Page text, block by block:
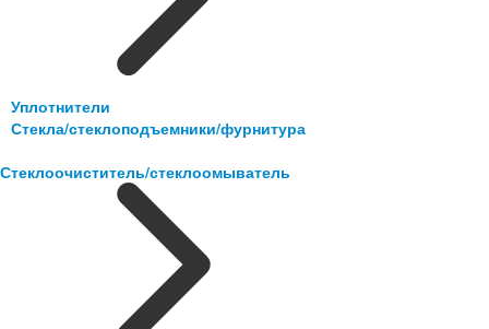
Уплотнители
Стекла/стеклоподъемники/фурнитура
Стеклоочиститель/стеклоомыватель